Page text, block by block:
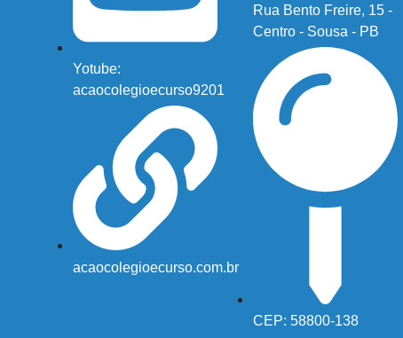
Yotube:
acaocolegioecurso9201
acaocolegioecurso.com.br
Rua Bento Freire, 15 -
Centro - Sousa - PB
CEP: 58800-138